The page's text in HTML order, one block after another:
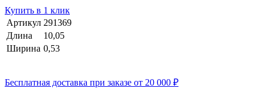
Купить в 1 клик
Артикул 291369
Длина
10,05
Ширина 0,53
Бесплатная доставка при заказе от 20 000 ₽